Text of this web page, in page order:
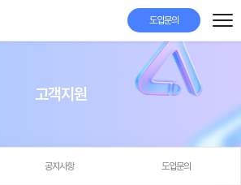
도입문의
고객지원
공지사항 도입문의